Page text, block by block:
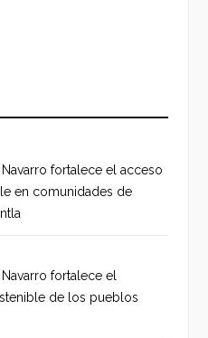
fortalece el acceso
en comunidades de
fortalece el
de los pueblos